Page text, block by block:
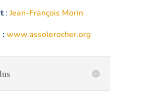
:Jean-François Morin
:www.assolerocher.org